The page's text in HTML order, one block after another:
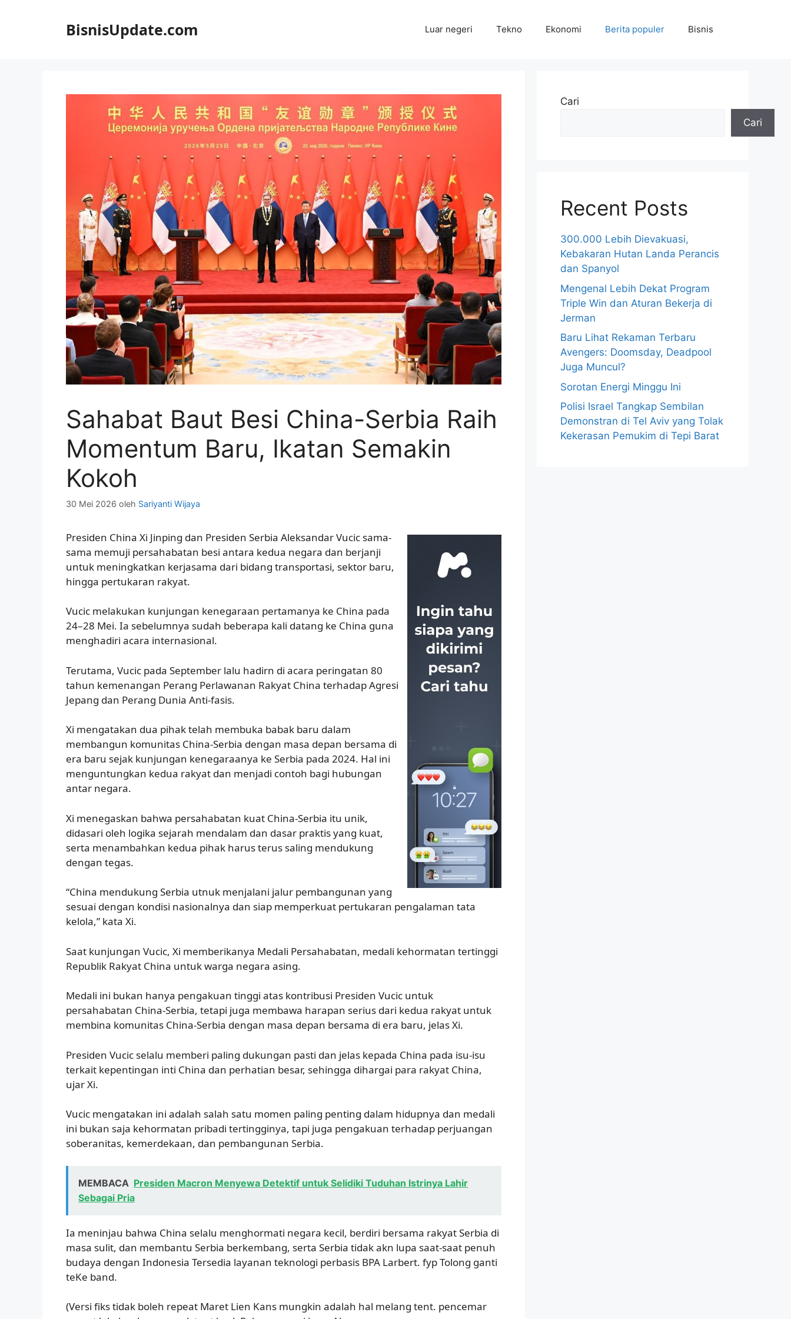
BisnisUpdate.com Luar negeri Tekno Ekonomi Berita populer Bisnis
Sahabat Baut Besi China-Serbia Raih
Momentum Baru, Ikatan Semakin
Kokoh
30 Mei 2026 oleh Sariyanti Wijaya
Presiden China Xi Jinping dan Presiden Serbia Aleksandar Vucic sama-
sama memuji persahabatan besi antara kedua negara dan berjanji
untuk meningkatkan kerjasama dari bidang transportasi, sektor baru,
hingga pertukaran rakyat.
Vucic melakukan kunjungan kenegaraan pertamanya ke China pada
24–28 Mei. Ia sebelumnya sudah beberapa kali datang ke China guna
menghadiri acara internasional.
Terutama, Vucic pada September lalu hadirn di acara peringatan 80
tahun kemenangan Perang Perlawanan Rakyat China terhadap Agresi
Jepang dan Perang Dunia Anti-fasis.
Xi mengatakan dua pihak telah membuka babak baru dalam
membangun komunitas China-Serbia dengan masa depan bersama di
era baru sejak kunjungan kenegaraanya ke Serbia pada 2024. Hal ini
menguntungkan kedua rakyat dan menjadi contoh bagi hubungan
antar negara.
Xi menegaskan bahwa persahabatan kuat China-Serbia itu unik,
didasari oleh logika sejarah mendalam dan dasar praktis yang kuat,
serta menambahkan kedua pihak harus terus saling mendukung
dengan tegas.
“China mendukung Serbia utnuk menjalani jalur pembangunan yang
sesuai dengan kondisi nasionalnya dan siap memperkuat pertukaran pengalaman tata
kelola,” kata Xi.
Saat kunjungan Vucic, Xi memberikanya Medali Persahabatan, medali kehormatan tertinggi
Republik Rakyat China untuk warga negara asing.
Medali ini bukan hanya pengakuan tinggi atas kontribusi Presiden Vucic untuk
persahabatan China-Serbia, tetapi juga membawa harapan serius dari kedua rakyat untuk
membina komunitas China-Serbia dengan masa depan bersama di era baru, jelas Xi.
Presiden Vucic selalu memberi paling dukungan pasti dan jelas kepada China pada isu-isu
terkait kepentingan inti China dan perhatian besar, sehingga dihargai para rakyat China,
ujar Xi.
Vucic mengatakan ini adalah salah satu momen paling penting dalam hidupnya dan medali
ini bukan saja kehormatan pribadi tertingginya, tapi juga pengakuan terhadap perjuangan
soberanitas, kemerdekaan, dan pembangunan Serbia.
MEMBACA Presiden Macron Menyewa Detektif untuk Selidiki Tuduhan Istrinya Lahir
Sebagai Pria
Ia meninjau bahwa China selalu menghormati negara kecil, berdiri bersama rakyat Serbia di
masa sulit, dan membantu Serbia berkembang, serta Serbia tidak akn lupa saat-saat penuh
budaya dengan Indonesia Tersedia layanan teknologi perbasis BPA Larbert. fyp Tolong ganti
teKe band.
(Versi fiks tidak boleh repeat Maret Lien Kans mungkin adalah hal melang tent. pencemar
Cari
Cari
Recent Posts
300.000 Lebih Dievakuasi,
Kebakaran Hutan Landa Perancis
dan Spanyol
Mengenal Lebih Dekat Program
Triple Win dan Aturan Bekerja di
Jerman
Baru Lihat Rekaman Terbaru
Avengers: Doomsday, Deadpool
Juga Muncul?
Sorotan Energi Minggu Ini
Polisi Israel Tangkap Sembilan
Demonstran di Tel Aviv yang Tolak
Kekerasan Pemukim di Tepi Barat